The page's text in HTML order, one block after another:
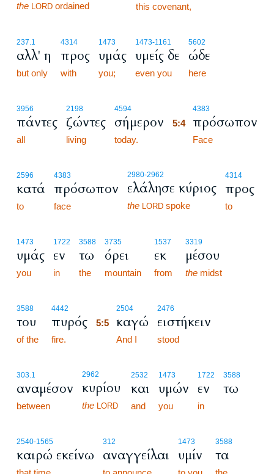
the LORD ordained this covenant,
237.1
αλλ' η
but only
4314
προς
with
1473
υμάς
you;
1473-1161
υμείς δε
even you
5602
ώδε
here
3956
πάντες
all
2198
ζώντες
living
4594
σήμερον
today.
4383
5:4 πρόσωπον
Face
2596
κατά
to
4383
πρόσωπον
face
2980-2962
ελάλησε κύριος
the LORD spoke
4314
προς
to
1473
υμάς
you
1722
εν
in
3588
τω
the
3735
όρει
mountain
1537
εκ
from
3319
μέσου
the midst
3588
του
of the
4442
πυρός
fire.
2504
5:5 καγώ
And I
2476
ειστήκειν
stood
303.1
αναμέσον
between
2962
κυρίου
the LORD
2532
και
and
1473
υμών
you
1722
εν
in
3588
τω
2540-1565
καιρώ εκείνω
312
αναγγείλαι
1473
υμίν
3588
τα